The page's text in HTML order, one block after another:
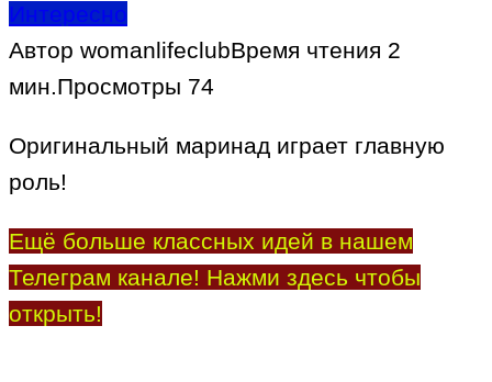
Интересно
Автор womanlifeclubВремя чтения 2
мин.Просмотры 74
Оригинальный маринад играет главную
роль!
Ещё больше классных идей в нашем
Телеграм канале! Нажми здесь чтобы
открыть!